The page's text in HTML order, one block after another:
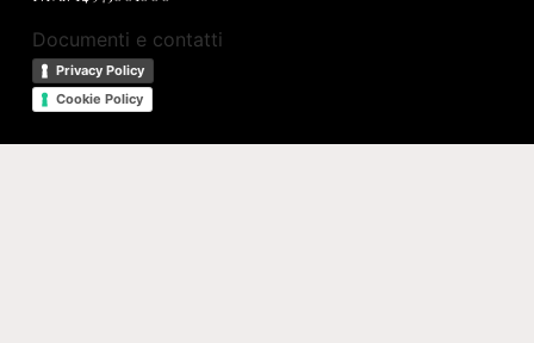
Documenti e contatti
Privacy Policy
Cookie Policy